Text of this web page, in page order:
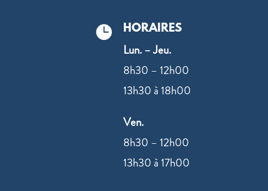
 HORAIRES
Lun. – Jeu.
8h30 – 12h00
13h30 à 18h00
Ven.
8h30 – 12h00
13h30 à 17h00